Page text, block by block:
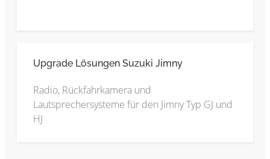
Upgrade Lösungen Suzuki Jimny
Radio, Rückfahrkamera und
Lautsprechersysteme für den Jimny Typ GJ und
HJ